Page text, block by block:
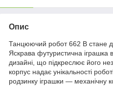
Опис
Танцюючий робот 662 B стане
Яскрава футуристична іграшка
дизайні, що підкреслює його
корпус надає унікальності
родзинку іграшки — механічну